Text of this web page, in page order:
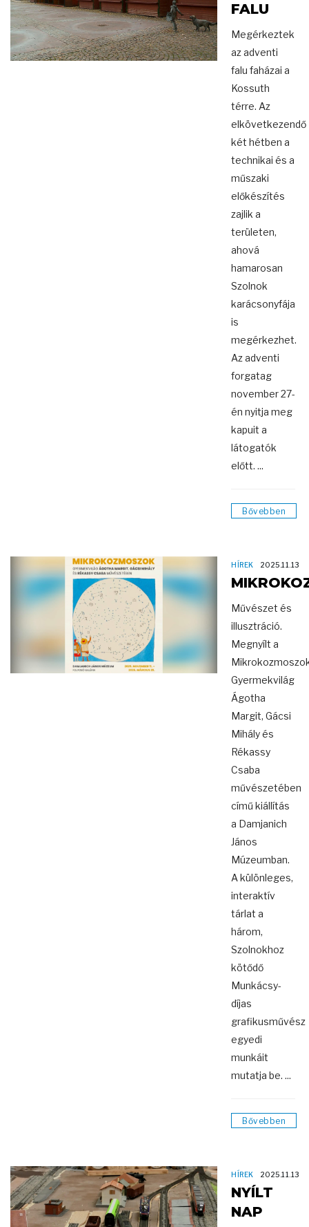
FALU
Megérkeztek
az adventi
falu faházai a
Kossuth
térre. Az
elkövetkezendő
két hétben a
technikai és a
műszaki
előkészítés
zajlik a
területen,
ahová
hamarosan
Szolnok
karácsonyfája
is
megérkezhet.
Az adventi
forgatag
november 27-
én nyitja meg
kapuit a
látogatók
előtt. ...
Bővebben
HÍREK 2025.11.13
Művészet és
illusztráció.
Megnyílt a
Gyermekvilág
Ágotha
Margit, Gácsi
Mihály és
Rékassy
Csaba
művészetében
című kiállítás
a Damjanich
János
Múzeumban.
A különleges,
interaktív
tárlat a
három,
Szolnokhoz
kötődő
Munkácsy-
díjas
grafikusművész
egyedi
munkáit
mutatja be. ...
Bővebben
HÍREK 2025.11.13
NYÍLT
NAP